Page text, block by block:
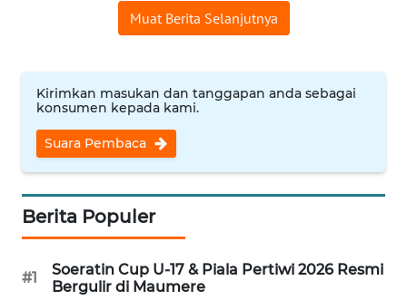
Muat Berita Selanjutnya
Kirimkan masukan dan tanggapan anda sebagai
konsumen kepada kami.
Suara Pembaca
Berita Populer
#1
Soeratin Cup U-17 & Piala Pertiwi 2026 Resmi
Bergulir di Maumere
WN
KUNINGAN
WN
MAJALENGKA
WN
SUBANG